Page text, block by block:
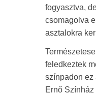
fogyasztva,
csomagolva
asztalokra
feledkeztek
színpadon ez
Ernő